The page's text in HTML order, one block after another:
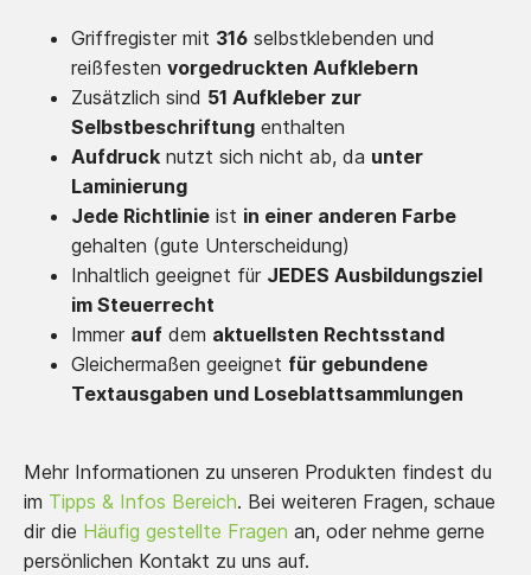
Griffregister mit 316 selbstklebenden und
reißfesten vorgedruckten Aufklebern
Zusätzlich sind 51 Aufkleber zur
Selbstbeschriftung enthalten
Aufdruck nutzt sich nicht ab, da unter
Laminierung
Jede Richtlinie ist in einer anderen Farbe
gehalten (gute Unterscheidung)
Inhaltlich geeignet für JEDES Ausbildungsziel
im Steuerrecht
Immer auf dem aktuellsten Rechtsstand
Gleichermaßen geeignet für gebundene
Textausgaben und Loseblattsammlungen
Mehr Informationen zu unseren Produkten findest du
im Tipps & Infos Bereich. Bei weiteren Fragen, schaue
dir die Häufig gestellte Fragen an, oder nehme gerne
persönlichen Kontakt zu uns auf.